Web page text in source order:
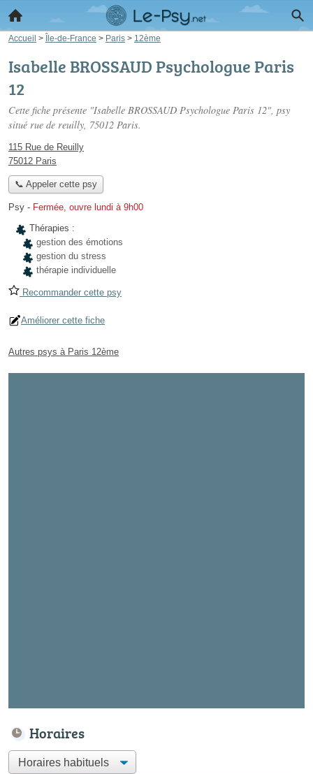
Accueil > Île-de-France > Paris > 12ème
Isabelle BROSSAUD Psychologue Paris
12
Cette fiche présente "Isabelle BROSSAUD Psychologue Paris 12", psy
situé rue de reuilly, 75012 Paris.
115 Rue de Reuilly
75012 Paris
📞 Appeler cette psy
Psy - Fermée, ouvre lundi à 9h00
Thérapies :
gestion des émotions
gestion du stress
thérapie individuelle
Recommander cette psy
Améliorer cette fiche
Autres psys à Paris 12ème
Horaires